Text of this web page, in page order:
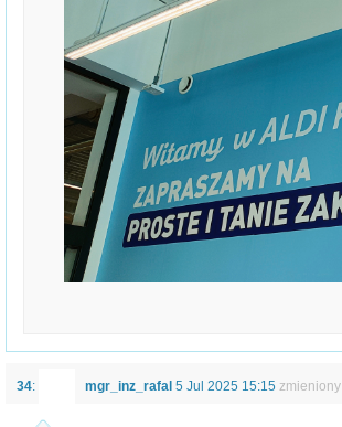
34: mgr_inz_rafal 5 Jul 2025 15:15 zmieniony